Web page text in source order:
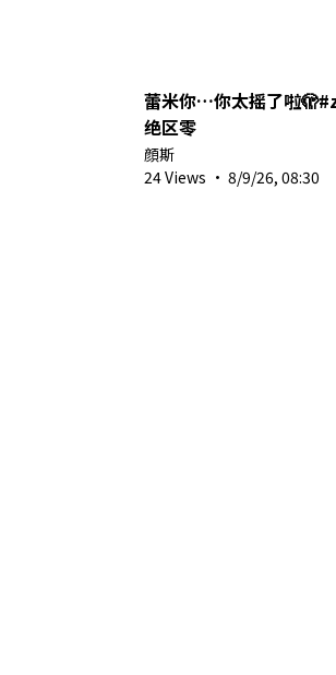
蕾米你…你太摇了啦
绝区零
顔斯
24 Views · 8/9/26, 08:30